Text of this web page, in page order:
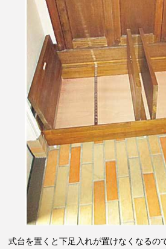
式台を置くと下足入れが置けなくなるの